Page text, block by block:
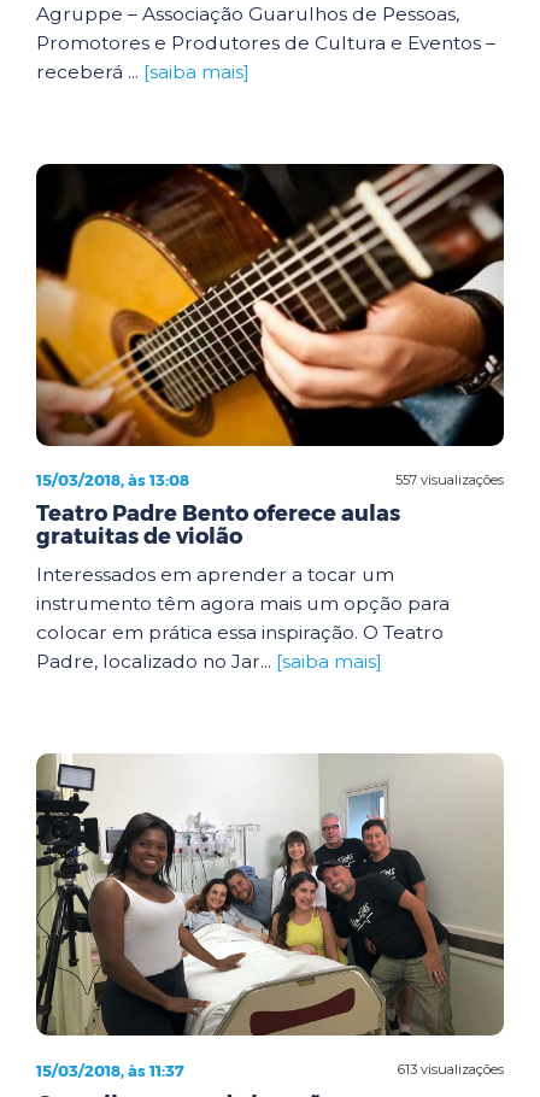
Agruppe – Associação Guarulhos de Pessoas,
Promotores e Produtores de Cultura e Eventos –
receberá ... [saiba mais]
557 visualizações
15/03/2018, às 13:08
Teatro Padre Bento oferece aulas
gratuitas de violão
Interessados em aprender a tocar um
instrumento têm agora mais um opção para
colocar em prática essa inspiração. O Teatro
Padre, localizado no Jar... [saiba mais]
613 visualizações
15/03/2018, às 11:37